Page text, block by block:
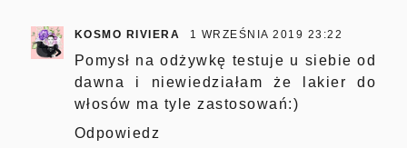
KOSMO RIVIERA 1 WRZEŚNIA 2019 23:22
Pomysł na odżywkę testuje u siebie od
dawna i niewiedziałam że lakier do
włosów ma tyle zastosowań:)
Odpowiedz